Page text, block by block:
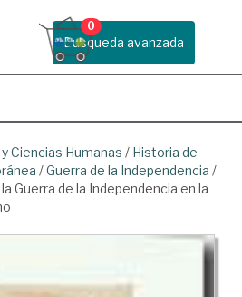
Busqueda avanzada
0
Ciencias Humanas / Historia de
/Guerra de la Independencia /
Guerra de la Independencia en la